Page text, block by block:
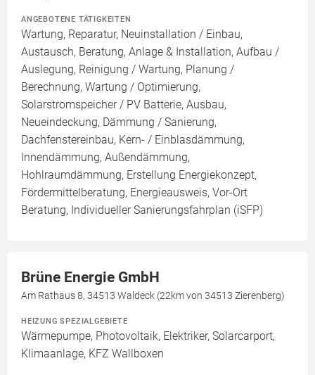
ANGEBOTENE TÄTIGKEITEN
Wartung, Reparatur, Neuinstallation / Einbau,
Austausch, Beratung, Anlage & Installation, Aufbau /
Auslegung, Reinigung / Wartung, Planung /
Berechnung, Wartung / Optimierung,
Solarstromspeicher / PV Batterie, Ausbau,
Neueindeckung, Dämmung / Sanierung,
Dachfenstereinbau, Kern- / Einblasdämmung,
Innendämmung, Außendämmung,
Hohlraumdämmung, Erstellung Energiekonzept,
Fördermittelberatung, Energieausweis, Vor-Ort
Beratung, Individueller Sanierungsfahrplan (iSFP)
Brüne Energie GmbH
Am Rathaus 8, 34513 Waldeck (22km von 34513 Zierenberg)
HEIZUNG SPEZIALGEBIETE
Wärmepumpe, Photovoltaik, Elektriker, Solarcarport,
Klimaanlage, KFZ Wallboxen